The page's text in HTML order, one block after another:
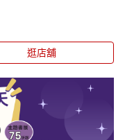
逛店舖